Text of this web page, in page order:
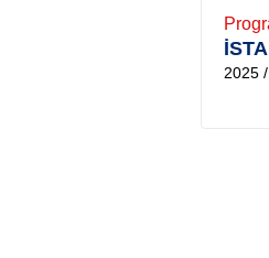
2025